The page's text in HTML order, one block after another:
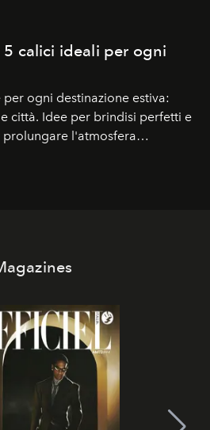
calici ideali per ogni
ogni destinazione estiva:
città. Idee per brindisi perfetti e
prolungare l'atmosfera